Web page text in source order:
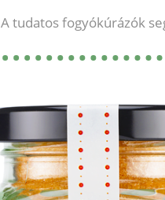
A tudatos fogyókúrázók